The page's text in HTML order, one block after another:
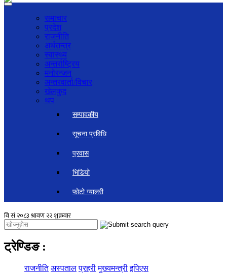
समाचार
प्रदेश
राजनीति
अर्थतन्त्र
स्वास्थ्य
अन्तर्राष्ट्रिय
मनोरन्जन
अन्तरवार्ता/विचार
खेलकुद
थप
सम्पादकीय
सूचना प्रविधि
प्रवास
भिडियो
फोटो ग्यालरी
ट्रेण्डिङ :
राजनीति अस्पताल प्रहरी मुख्यमन्त्री इपिएस